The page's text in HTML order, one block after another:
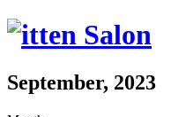
September, 2023